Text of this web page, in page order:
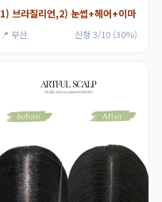
1) 브라질리언,2) 눈썹+헤어+이마
📍 부산 신청 3/10 (30%)